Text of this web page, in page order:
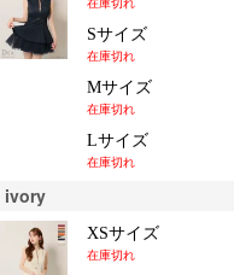
在庫切れ
Sサイズ
在庫切れ
Mサイズ
在庫切れ
Lサイズ
在庫切れ
ivory
XSサイズ
在庫切れ